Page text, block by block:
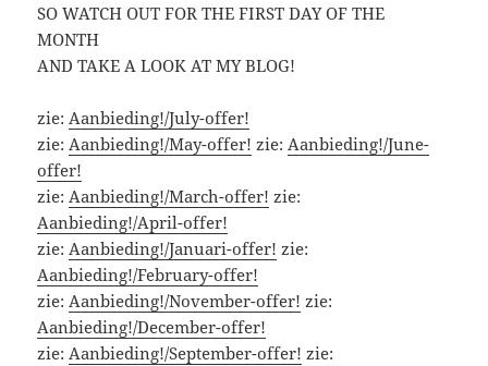
SO WATCH OUT FOR THE FIRST DAY OF THE
MONTH
AND TAKE A LOOK AT MY BLOG!
zie: Aanbieding!/July-offer!
zie: Aanbieding!/May-offer! zie: Aanbieding!/June-
offer!
zie: Aanbieding!/March-offer! zie:
Aanbieding!/April-offer!
zie: Aanbieding!/Januari-offer! zie:
Aanbieding!/February-offer!
zie: Aanbieding!/November-offer! zie:
Aanbieding!/December-offer!
zie: Aanbieding!/September-offer! zie: